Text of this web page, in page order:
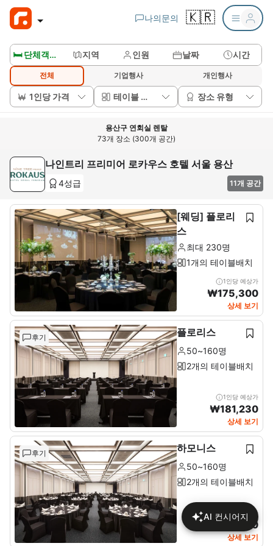
나의문의 🇰🇷
🛏️ 단체객실보기 지역 인원 날짜 시간
전체 기업행사 개인행사
1인당 가격 테이블 배치 장소 유형
용산구 연회실 렌탈
73개 장소 (300개 공간)
나인트리 프리미어 로카우스 호텔 서울 용산
4성급 11개 공간
[웨딩] 플로리
스
최대 230명
1개의 테이블배치
1인당 예상가
₩175,300
상세 보기
후기 플로리스
50~160명
2개의 테이블배치
1인당 예상가
₩181,230
상세 보기
후기 하모니스
50~160명
2개의 테이블배치
1인당 예상가
₩140,580
상세 보기
AI 컨시어지